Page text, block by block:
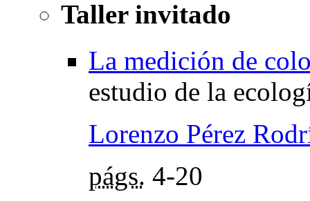
Taller invitado
La medición de
estudio de la
Lorenzo Pérez
págs. 4-20